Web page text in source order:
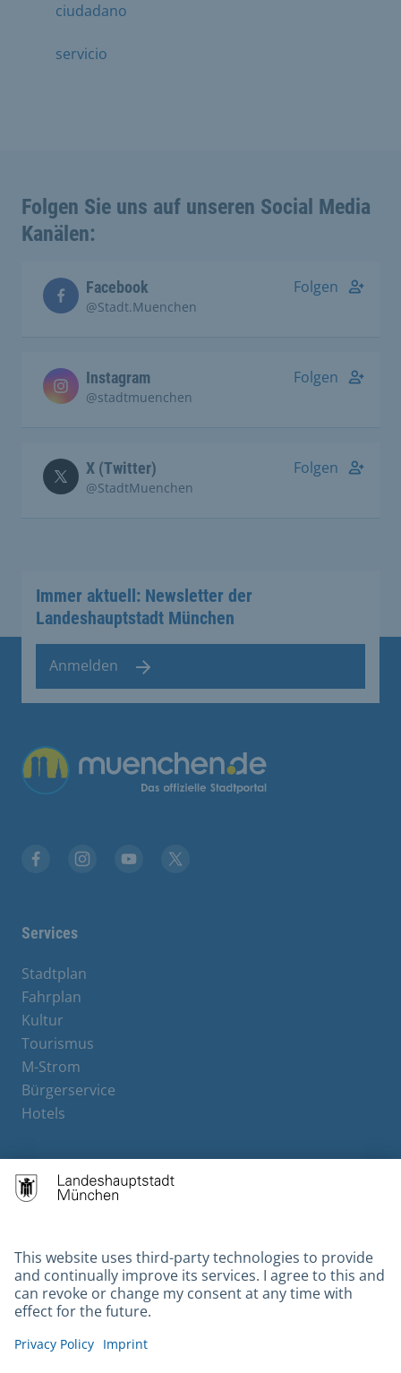
ciudadano
servicio
Folgen Sie uns auf unseren Social Media
Kanälen:
Facebook
@Stadt.Muenchen
Folgen
Instagram
@stadtmuenchen
Folgen
X (Twitter)
@StadtMuenchen
Folgen
Immer aktuell: Newsletter der
Landeshauptstadt München
Anmelden
Übergreifende Links
Services
Stadtplan
Fahrplan
Kultur
Tourismus
M-Strom
Bürgerservice
Hotels
Contact
Gebärdensprache
Datenschutz
Kontakt